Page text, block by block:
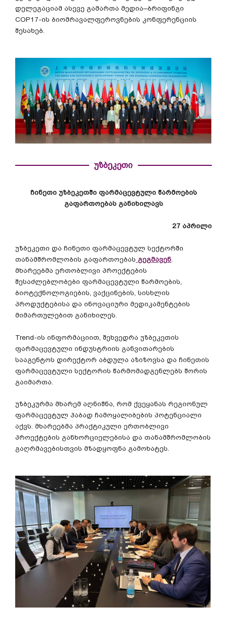
დელეგაციამ ასევე გამართა მედია–ბრიფინგი
COP17-ის ბიომრავალფეროვნების კონფერენციის
შესახებ.
უზბეკეთი
ჩინეთი უზბეკეთში ფარმაცევტული წარმოების
გაფართოებას განიხილავს
27 აპრილი
უზბეკეთი და ჩინეთი ფარმაცევტულ სექტორში
თანამშრომლობის გაფართოებას გეგმავენ
მხარეებმა ერთობლივი პროექტების
შესაძლებლობები ფარმაცევტული წარმოების
ბიოტექნოლოგიების ვაქცინების სისხლის
პროდუქტებისა და ინოვაციური მედიკამენტების
მიმართულებით განიხილეს
Trend-ის ინფორმაციით შეხვედრა უზბეკეთის
ფარმაცევტული ინდუსტრიის განვითარების
სააგენტოს დირექტორ აბდულა აზიზოვსა და ჩინეთის
ფარმაცევტული სექტორის წარმომადგენლებს შორის
გაიმართა
უზბეკურმა მხარემ აღნიშნა, რომ ქვეყანას რეგიონულ
ფარმაცევტულ ჰაბად ჩამოყალიბების პოტენციალი
აქვს. მხარეებმა პრაქტიკული ერთობლივი
პროექტების განხორციელებისა და თანამშრომლობის
გაღრმავებისთვის მზადყოფნა გამოხატეს.